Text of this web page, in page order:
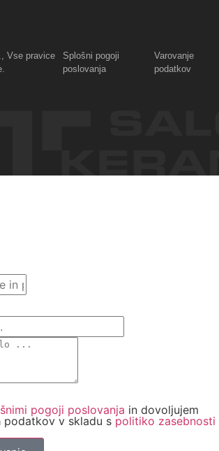
Vse pravice
Splošni pogoji
poslovanja
Varovanje
podatkov
pogoji poslovanja in dovoljujem
podatkov v skladu s politiko zasebnosti